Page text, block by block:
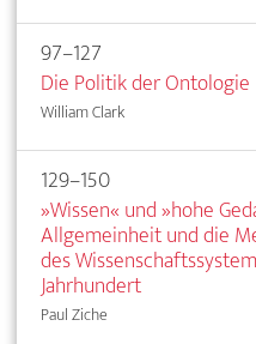
97–127
Die Politik der Ontologie
William Clark
129–150
»Wissen« und »hohe
Allgemeinheit und die
des
Jahrhundert
Paul Ziche